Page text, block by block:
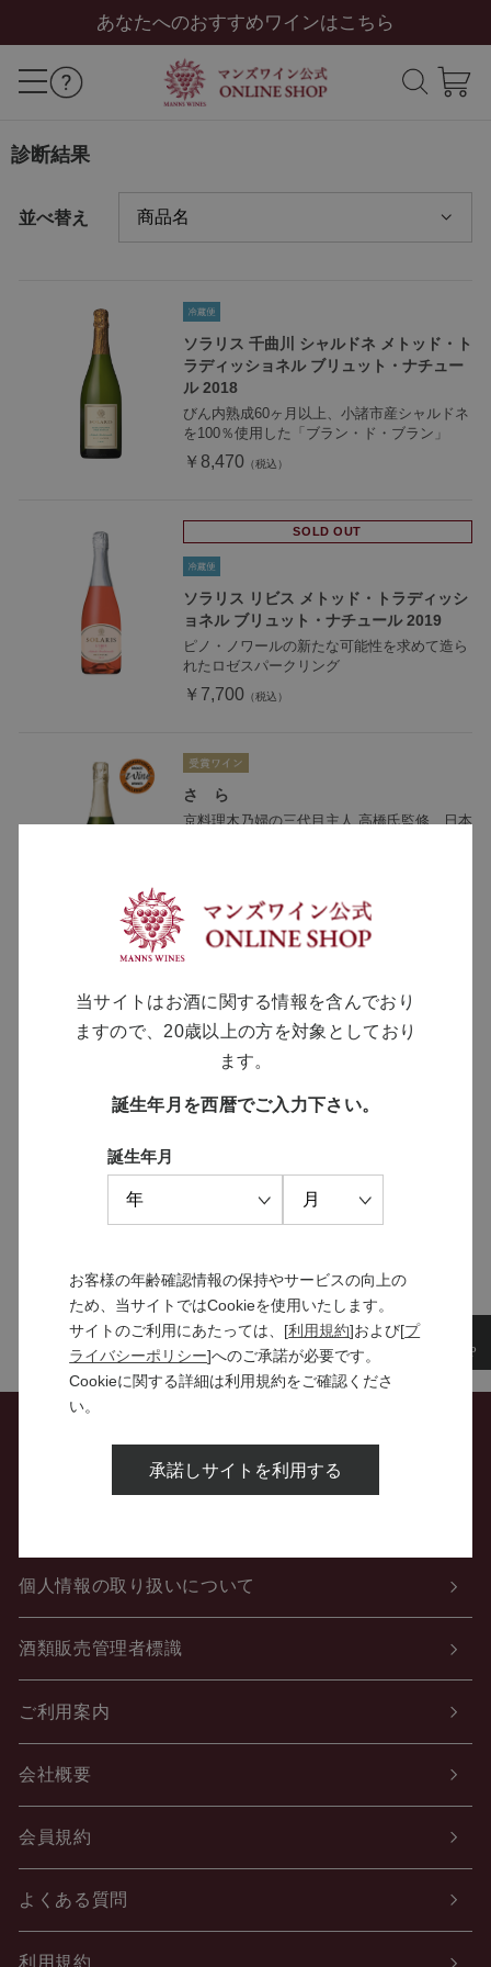
あなたへのおすすめワインはこちら
診断結果
並べ替え
ソラリス 千曲川 シャルドネ メトッド・ト
ラディッショネル ブリュット・ナチュー
ル 2018
びん内熟成60ヶ月以上、小諸市産シャルドネ
を100％使用した「ブラン・ド・ブラン」
￥8,470
SOLD OUT
ソラリス リビス メトッド・トラディッシ
ョネル ブリュット・ナチュール 2019
ピノ・ノワールの新たな可能性を求めて造ら
れたロゼスパークリング
￥7,700
さゝら
京料理木乃婦の三代目主人 高橋氏監修、日本
MANNS WINE
ブランドサイト
SOLARISシリーズ
特設サイト
個人情報の取り扱いについて
酒類販売管理者標識
ご利用案内
会社概要
会員規約
よくある質問
利用規約
当サイトはお酒に関する情報を含んでおり
ますので、20歳以上の方を対象としており
ます。
誕生年月を西暦でご入力下さい。
誕生年月
お客様の年齢確認情報の保持やサービスの向上の
ため、当サイトではCookieを使用いたします。
サイトのご利用にあたっては、[利用規約]および[プ
ライバシーポリシー]へのご承諾が必要です。
Cookieに関する詳細は利用規約をご確認くださ
い。
承諾しサイトを利用する